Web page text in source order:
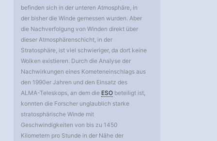
befinden sich in der unteren Atmosphäre, in
der bisher die Winde gemessen wurden. Aber
die Nachverfolgung von Winden direkt über
dieser Atmosphärenschicht, in der
Stratosphäre, ist viel schwieriger, da dort keine
Wolken existieren. Durch die Analyse der
Nachwirkungen eines Kometeneinschlags aus
den 1990er Jahren und den Einsatz des
ALMA-Teleskops, an dem die ESO beteiligt ist,
konnten die Forscher unglaublich starke
stratosphärische Winde mit
Geschwindigkeiten von bis zu 1450
Kilometern pro Stunde in der Nähe der